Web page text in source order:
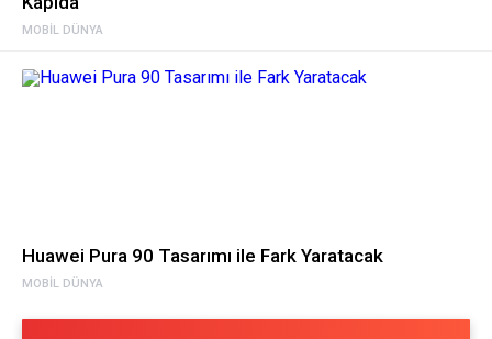
MOBIL DÜNYA
MOBIL DÜNYA
Huawei Pura 90 Tasarımı ile Fark Yaratacak